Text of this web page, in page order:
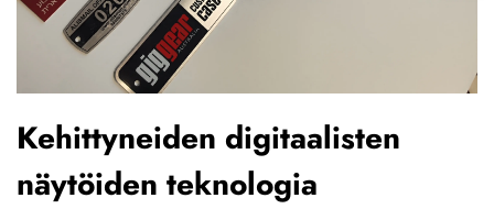
Kehittyneiden digitaalisten
näytöiden teknologia